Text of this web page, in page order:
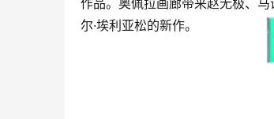
作品。奥佩拉画廊带来赵无极、
尔·埃利亚松的新作。